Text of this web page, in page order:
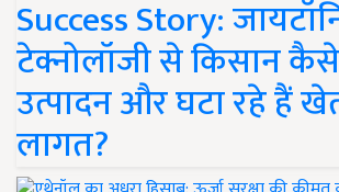
Success Story:
टेक्नोलॉजी से किसान
उत्पादन और घटा रहे हैं
लागत?